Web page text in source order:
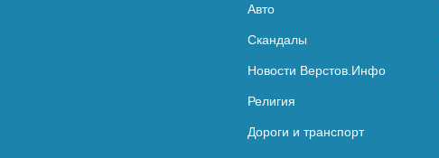
Авто
Скандалы
Новости Верстов.Инфо
Религия
Дороги и транспорт